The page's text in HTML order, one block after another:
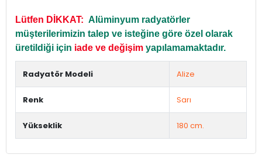
Lütfen DİKKAT: Alüminyum radyatörler
müşterilerimizin talep ve isteğine göre özel olarak
üretildiği için iade ve değişim yapılamamaktadır.
Radyatör Modeli Alize
Renk Sarı
Yükseklik 180 cm.